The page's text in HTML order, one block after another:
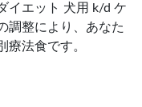
イエット 犬用 k/d ケ
調整により、あなた
療法食です。